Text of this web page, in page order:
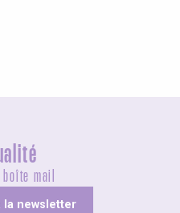
mail
la newsletter